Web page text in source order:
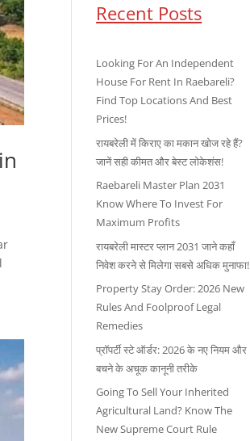
Recent Posts
Looking For An Independent
House For Rent In Raebareli?
Find Top Locations And Best
Prices!
रायबरेली में किराए का मकान खोज रहे हैं?
जानें सही कीमत और बेस्ट लोकेशंस!
Raebareli Master Plan 2031
Know Where To Invest For
Maximum Profits
रायबरेली मास्टर प्लान 2031 जाने कहाँ
निवेश करने से मिलेगा सबसे अधिक मुनाफा!
Property Stay Order: 2026 New
Rules And Foolproof Legal
Remedies
प्रॉपर्टी स्टे ऑर्डर: 2026 के नए नियम और
बचने के अचूक कानूनी तरीके
Going To Sell Your Inherited
Agricultural Land? Know The
New Supreme Court Rule